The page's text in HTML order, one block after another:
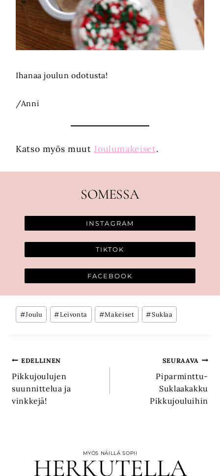
Ihanaa joulun odotusta!
/Anni
Katso myös muutJoulumakeiset.
SOMESSA
INSTAGRAM
TIKTOK
FACEBOOK
Avainsanat:
#Joulu #Leivonta #Makeiset #Suklaa
Artikkelien
selaus
EDELLINEN
Pikkujoulujen
suunnittelua ja
vinkkejä!
SEURAAVA
Piparminttu-
Suklaakakku
Pikkujouluihin
MYÖS NÄILLÄ SOPII
HERKUTELLA